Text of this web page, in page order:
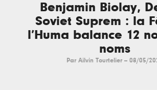
Benjamin Biolay,
Soviet Suprem : la
l’Huma balance 12
noms
Par Ailvin Tourtelier -- 08/05/